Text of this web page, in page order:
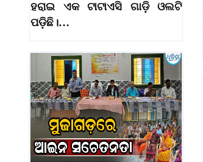
ହରାଇ ଏକ ଟାଟାଏସି ଗାଡ଼ି ଓଲଟି
ପଡ଼ିଛି।…